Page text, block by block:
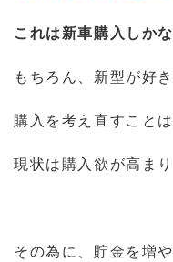
これは新車購入しか
もちろん、新型が好
購入を考え直すこと
現状は購入欲が高ま
その為に、貯金を増